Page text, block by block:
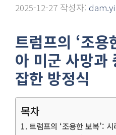
2025-12-27 작성자: dam.yi
트럼프의 ‘조용
아 미군 사망과
잡한 방정식
목차
트럼프의 ‘조용한 보복’: